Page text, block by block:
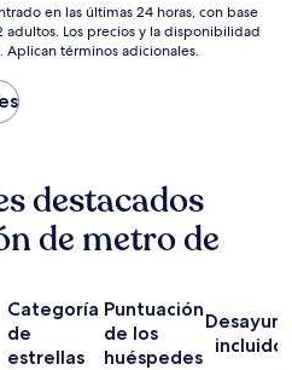
$142
en las últimas 24 horas, con base
adultos. Los precios y la disponibilidad
Aplican términos adicionales.
destacados
de metro de
Categoría
de
estrellas
Puntuación
de los
huéspedes
incluido